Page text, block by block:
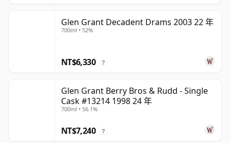
Glen Grant Decadent Drams 2003 22 年
700ml • 52%
NT$6,330 ?
Glen Grant Berry Bros & Rudd - Single
Cask #13214 1998 24 年
700ml • 56.1%
NT$7,240 ?